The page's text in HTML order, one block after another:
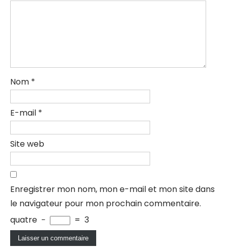
Nom *
E-mail *
Site web
Enregistrer mon nom, mon e-mail et mon site dans
le navigateur pour mon prochain commentaire.
quatre − = 3